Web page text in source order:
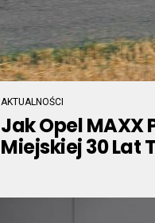
AKTUALNOŚCI
Jak Opel MAXX
Miejskiej 30 Lat